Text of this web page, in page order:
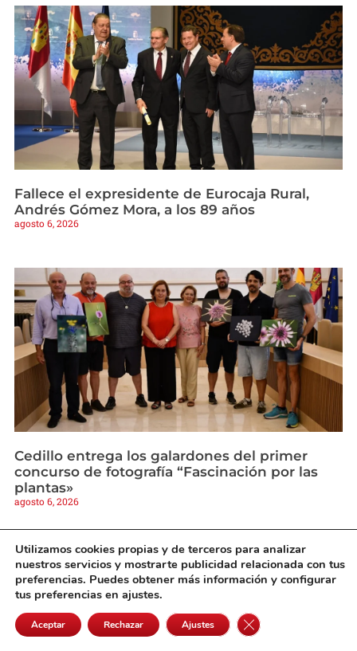
Fallece el expresidente de Eurocaja Rural,
Andrés Gómez Mora, a los 89 años
agosto 6, 2026
Cedillo entrega los galardones del primer
concurso de fotografía “Fascinación por las
plantas»
agosto 6, 2026
Utilizamos cookies propias y de terceros para analizar
nuestros servicios y mostrarte publicidad relacionada con tus
preferencias. Puedes obtener más información y configurar
tus preferencias en ajustes.
Aceptar Rechazar Ajustes Cerrar el banner de